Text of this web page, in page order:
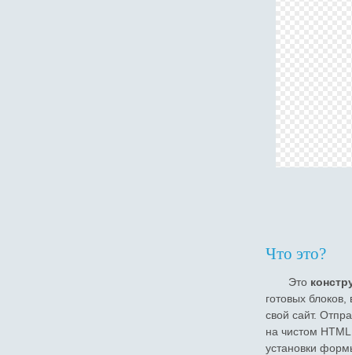
Что это?
Это
готовых
свой сайт.
на чистом
установки